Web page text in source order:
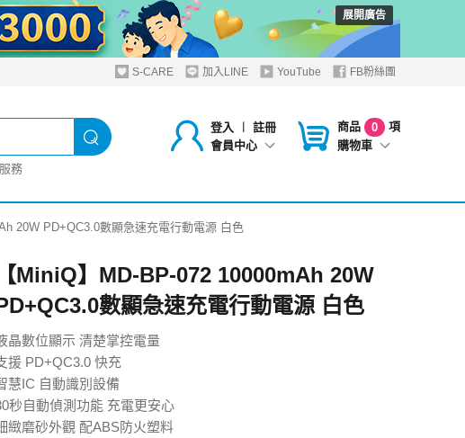
展開廣告
S-CARE 加入LINE YouTube FB粉絲團
登入 ︱
註冊
會員中心
商品 0
項
購物車
務
20W PD+QC3.0數顯急速充電行動電源 白色
【MiniQ】MD-BP-072 10000mAh 20W
數顯急速充電行動電源 白色
晶數位顯示 清楚掌控電量
援 PD+QC3.0 快充
慧IC 自動識別設備
秒自動偵測功能 充電更安心
緻磨砂外觀 配ABS防火塑料